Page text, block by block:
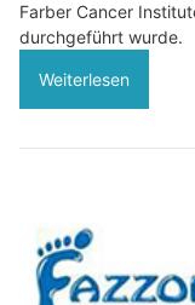
Farber Cancer
durchgeführt wurde.
Weiterlesen